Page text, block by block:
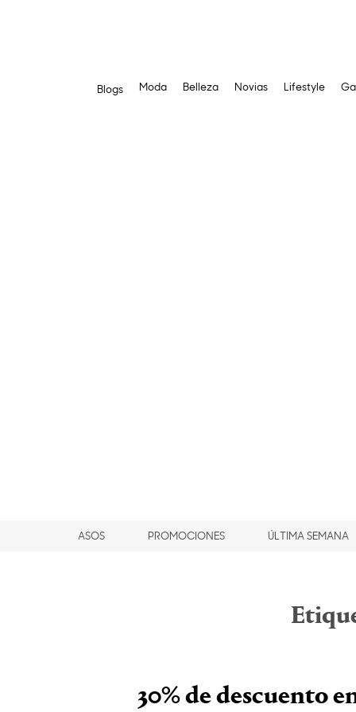
Blogs Moda Belleza Novias Lifestyle
ASOS PROMOCIONES ÚLTIMA SEMANA
30% de descuento